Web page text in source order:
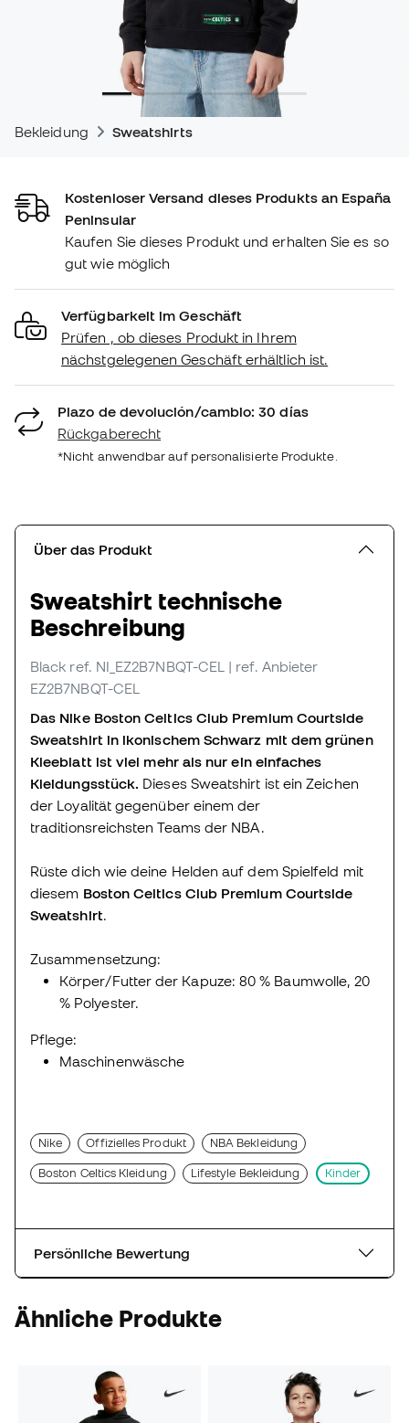
Bekleidung Sweatshirts
Kostenloser Versand dieses Produkts an España
Peninsular
Kaufen Sie dieses Produkt und erhalten Sie es so
gut wie möglich
Verfügbarkeit im Geschäft
Prüfen , ob dieses Produkt in Ihrem
nächstgelegenen Geschäft erhältlich ist.
Plazo de devolución/cambio: 30 días
Rückgaberecht
*Nicht anwendbar auf personalisierte Produkte.
Über das Produkt
Sweatshirt technische
Beschreibung
Black ref. NI_EZ2B7NBQT-CEL | ref. Anbieter
EZ2B7NBQT-CEL
Das Nike Boston Celtics Club Premium Courtside
Sweatshirt in ikonischem Schwarz mit dem grünen
Kleeblatt ist viel mehr als nur ein einfaches
Kleidungsstück. Dieses Sweatshirt ist ein Zeichen
der Loyalität gegenüber einem der
traditionsreichsten Teams der NBA.
Rüste dich wie deine Helden auf dem Spielfeld mit
diesem Boston Celtics Club Premium Courtside
Sweatshirt.
Zusammensetzung:
Körper/Futter der Kapuze: 80 % Baumwolle, 20
% Polyester.
Pflege:
Maschinenwäsche
Nike Offizielles Produkt NBA Bekleidung
Boston Celtics Kleidung Lifestyle Bekleidung Kinder
Persönliche Bewertung
Ähnliche Produkte